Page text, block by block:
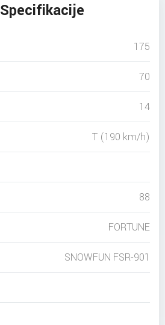
Specifikacije
175
70
14
T (190 km/h)
88
FORTUNE
SNOWFUN FSR-901